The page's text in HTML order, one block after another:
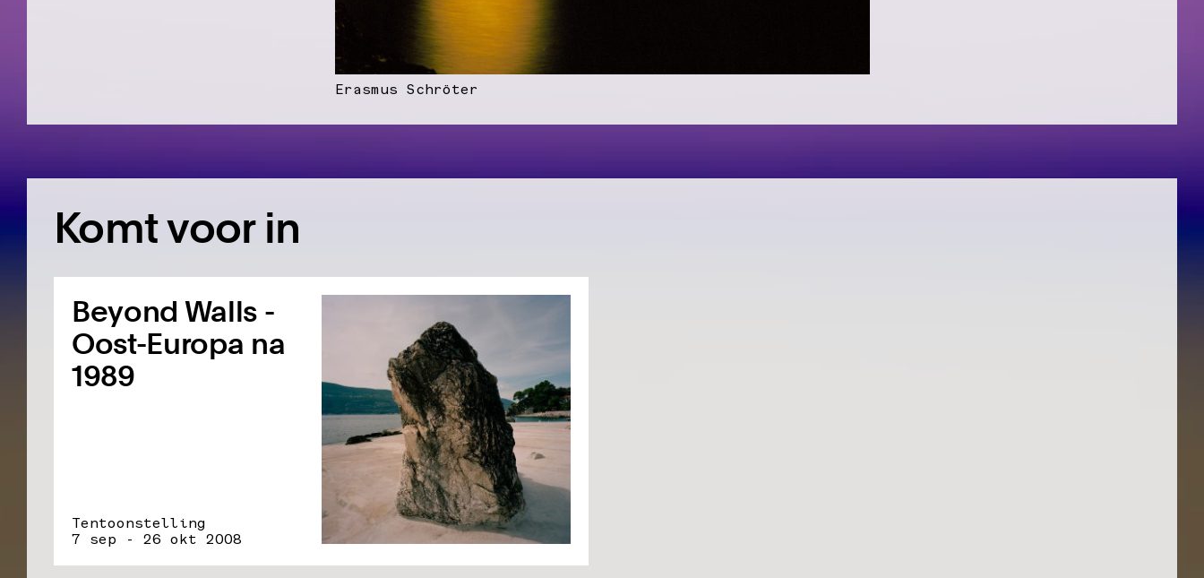
Erasmus Schröter
Komt voor in
Beyond Walls -
Oost-Europa na
1989
Tentoonstelling
7 sep - 26 okt 2008